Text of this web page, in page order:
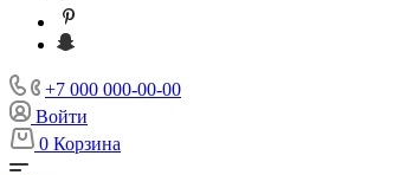
+7 000 000-00-00
Войти
0 Корзина